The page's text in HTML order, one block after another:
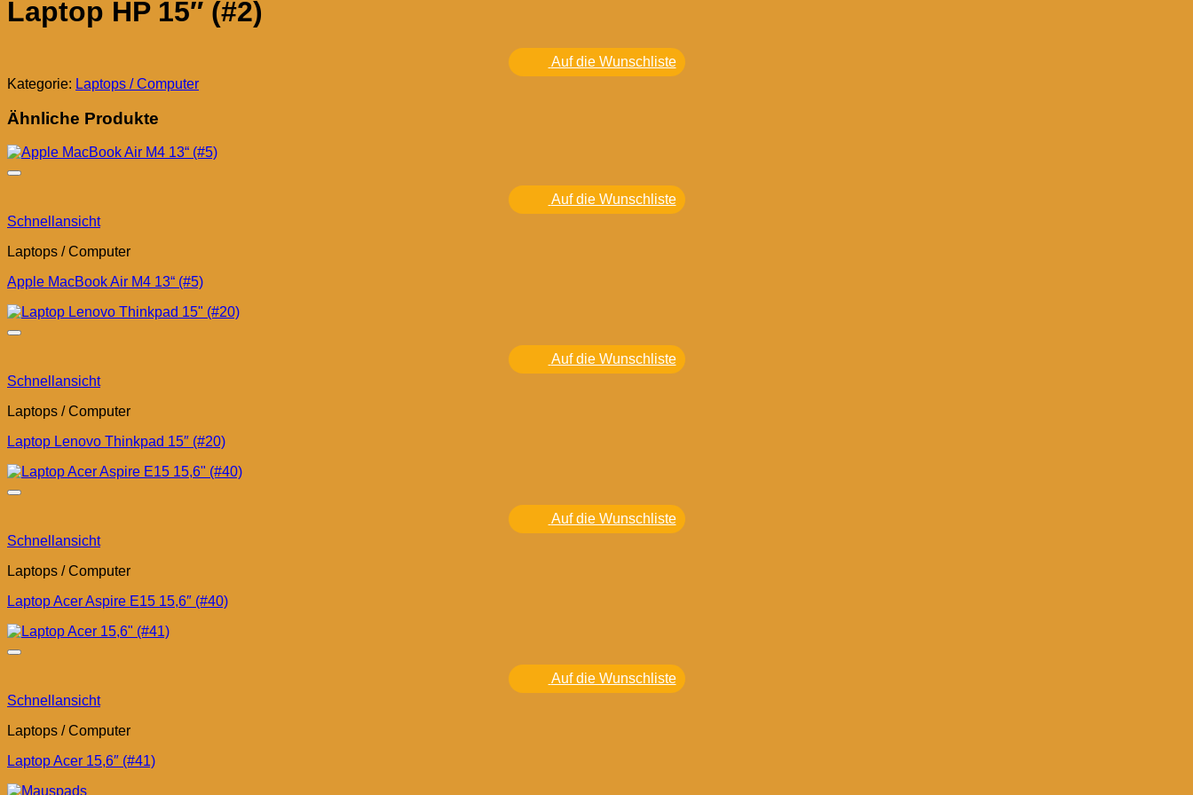
Laptop HP 15″ (#2)
Auf die Wunschliste
Kategorie: Laptops / Computer
Ähnliche Produkte
Auf die Wunschliste
Schnellansicht
Laptops / Computer
Apple MacBook Air M4 13“ (#5)
Auf die Wunschliste
Schnellansicht
Laptops / Computer
Laptop Lenovo Thinkpad 15″ (#20)
Auf die Wunschliste
Schnellansicht
Laptops / Computer
Laptop Acer Aspire E15 15,6″ (#40)
Auf die Wunschliste
Schnellansicht
Laptops / Computer
Laptop Acer 15,6″ (#41)